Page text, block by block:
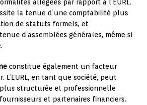
allégées par rapport à l’EURL.
la tenue d’une comptabilité plus
de statuts formels, et
d’assemblées générales, même si
constitue également un facteur
L’EURL, en tant que société, peut
structurée et professionnelle
et partenaires financiers.